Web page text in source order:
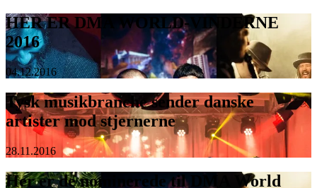
HER ER DMA WORLD-VINDERNE
2016
04.12.2016
Tysk musikbranche sender danske
artister mod stjernerne
28.11.2016
Her er de nominerede til DMA World